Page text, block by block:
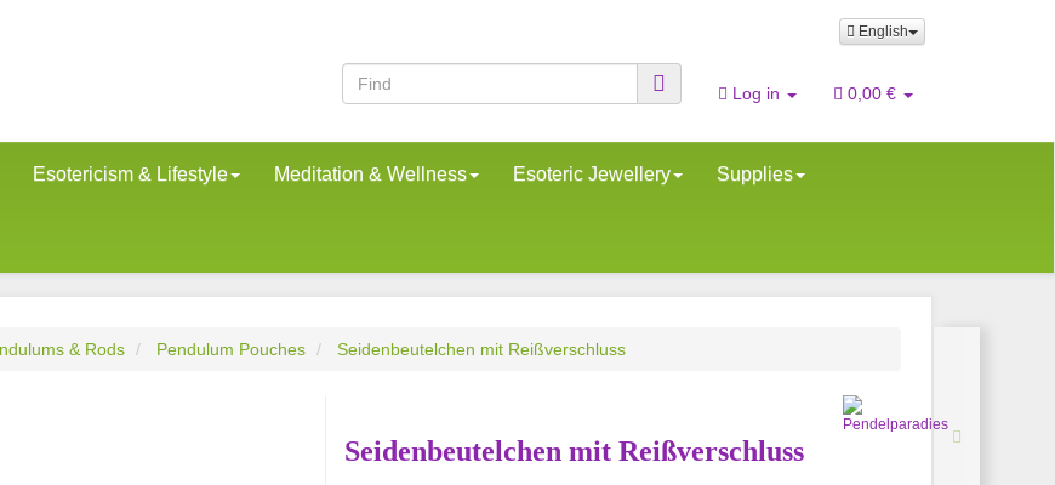
English
Log in 0,00 €
Esotericism & Lifestyle Meditation & Wellness Esoteric Jewellery Supplies
& Rods Pendulum Pouches Seidenbeutelchen mit Reißverschluss
Seidenbeutelchen mit Reißverschluss